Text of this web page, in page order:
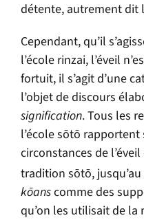
détente, autrement dit
Cependant, qu’il
l’école rinzai, l’éveil
fortuit, il s’agit d’une
l’objet de discours
signification. Tous les
l’école sōtō
circonstances de
tradition sōtō, jusqu’au
kōanscomme des
qu’on les utilisait de la